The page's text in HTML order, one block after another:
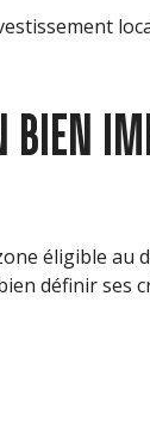
éligible au
définir